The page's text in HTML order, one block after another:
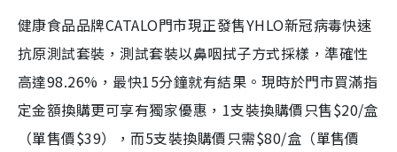
健康食品品牌CATALO門市現正發售YHLO新冠病毒快速
抗原測試套裝，測試套裝以鼻咽拭子方式採樣，準確性
高達98.26%，最快15分鐘就有結果。現時於門市買滿指
定金額換購更可享有獨家優惠，1支裝換購價只售$20/盒
（單售價$39），而5支裝換購價只需$80/盒（單售價